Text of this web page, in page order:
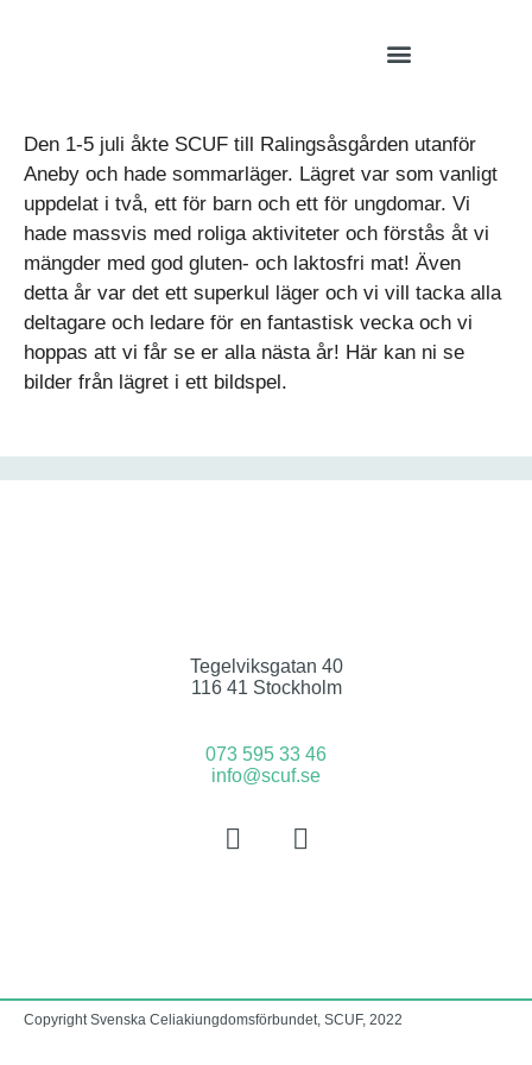
Den 1-5 juli åkte SCUF till Ralingsåsgården utanför
Aneby och hade sommarläger. Lägret var som vanligt
uppdelat i två, ett för barn och ett för ungdomar. Vi
hade massvis med roliga aktiviteter och förstås åt vi
mängder med god gluten- och laktosfri mat! Även
detta år var det ett superkul läger och vi vill tacka alla
deltagare och ledare för en fantastisk vecka och vi
hoppas att vi får se er alla nästa år! Här kan ni se
bilder från lägret i ett bildspel.
Tegelviksgatan 40
116 41 Stockholm
073 595 33 46
info@scuf.se
Copyright Svenska Celiakiungdomsförbundet, SCUF, 2022